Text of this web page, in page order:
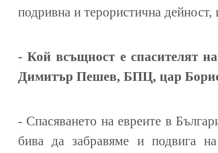
подривна и терористична
- Кой всъщност е спасителят
Димитър Пешев, БПЦ, цар
- Спасяването на евреите в
бива да забравяме и подвига